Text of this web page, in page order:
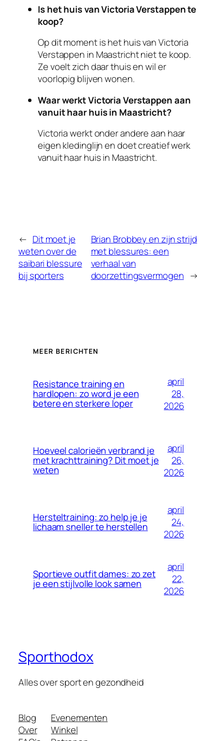
Is het huis van Victoria Verstappen te
koop?
Op dit moment is het huis van Victoria
Verstappen in Maastricht niet te koop.
Ze voelt zich daar thuis en wil er
voorlopig blijven wonen.
Waar werkt Victoria Verstappen aan
vanuit haar huis in Maastricht?
Victoria werkt onder andere aan haar
eigen kledinglijn en doet creatief werk
vanuit haar huis in Maastricht.
← Dit moet je
weten over de
saibari blessure
bij sporters
Brian Brobbey en zijn strijd
met blessures: een
verhaal van
doorzettingsvermogen →
MEER BERICHTEN
Resistance training en
hardlopen: zo word je een
betere en sterkere loper
april
28,
2026
Hoeveel calorieën verbrand je
met krachttraining? Dit moet je
weten
april
26,
2026
Hersteltraining: zo help je je
lichaam sneller te herstellen
april
24,
2026
Sportieve outfit dames: zo zet
je een stijlvolle look samen
april
22,
2026
Sporthodox
Alles over sport en gezondheid
Blog
Over
Evenementen
Winkel